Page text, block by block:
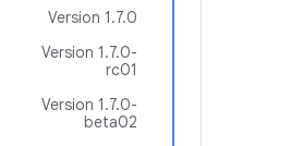
Version 1.7.0
Version 1.7.0-
rc01
Version 1.7.0-
beta02